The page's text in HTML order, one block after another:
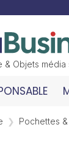
Objets média
Pochettes